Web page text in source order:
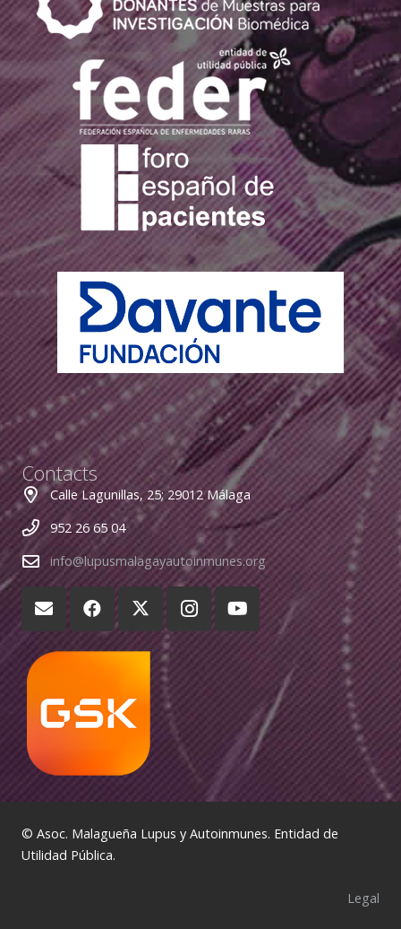
Contacts
Calle Lagunillas, 25; 29012 Málaga
952 26 65 04
info@lupusmalagayautoinmunes.org
© Asoc. Malagueña Lupus y Autoinmunes. Entidad de
Utilidad Pública.
Legal